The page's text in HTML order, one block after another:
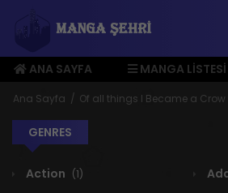
ANA SAYFA
MANGA LISTESI
ÜYE MENÜSÜ
Ana Sayfa Of all things I Became a
GENRES
Action (1)